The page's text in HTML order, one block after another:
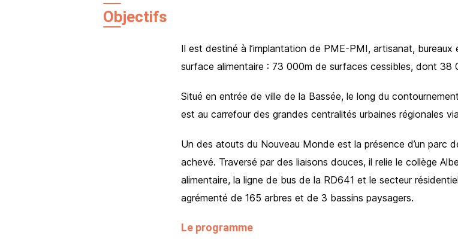
Objectifs
Il est destiné à l’implantation de PME-PMI, artisanat, bureaux
surface alimentaire : 73 000m de surfaces cessibles, dont 38
Situé en entrée de ville de la Bassée, le long du
est au carrefour des grandes centralités urbaines régionales
Un des atouts du Nouveau Monde est la présence d’un parc
achevé. Traversé par des liaisons douces, il relie le collège
alimentaire, la ligne de bus de la RD641 et le secteur
agrémenté de 165 arbres et de 3 bassins paysagers.
Le programme